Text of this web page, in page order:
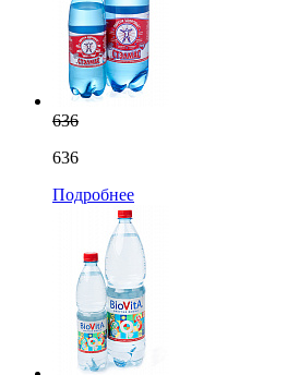
636
636
Подробнее